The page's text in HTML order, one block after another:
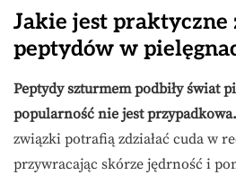
Jakie jest praktyczne
peptydów w
Peptydy szturmem podbiły świat
popularność nie jest przypadkowa.
związki potrafią zdziałać cuda w
przywracając skórze jędrność i